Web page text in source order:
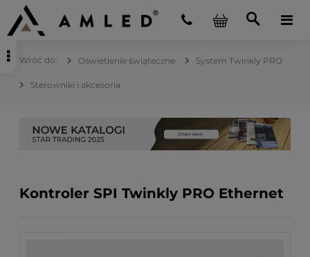
Oświetlenie świąteczne System Twinkly PRO
Sterowniki i akcesoria
Kontroler SPI Twinkly PRO Ethernet